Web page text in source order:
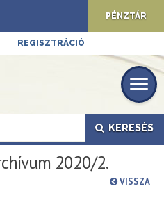
REGISZTRÁCIÓ
PÉNZTÁR
KERESÉS
2020/2.
VISSZA